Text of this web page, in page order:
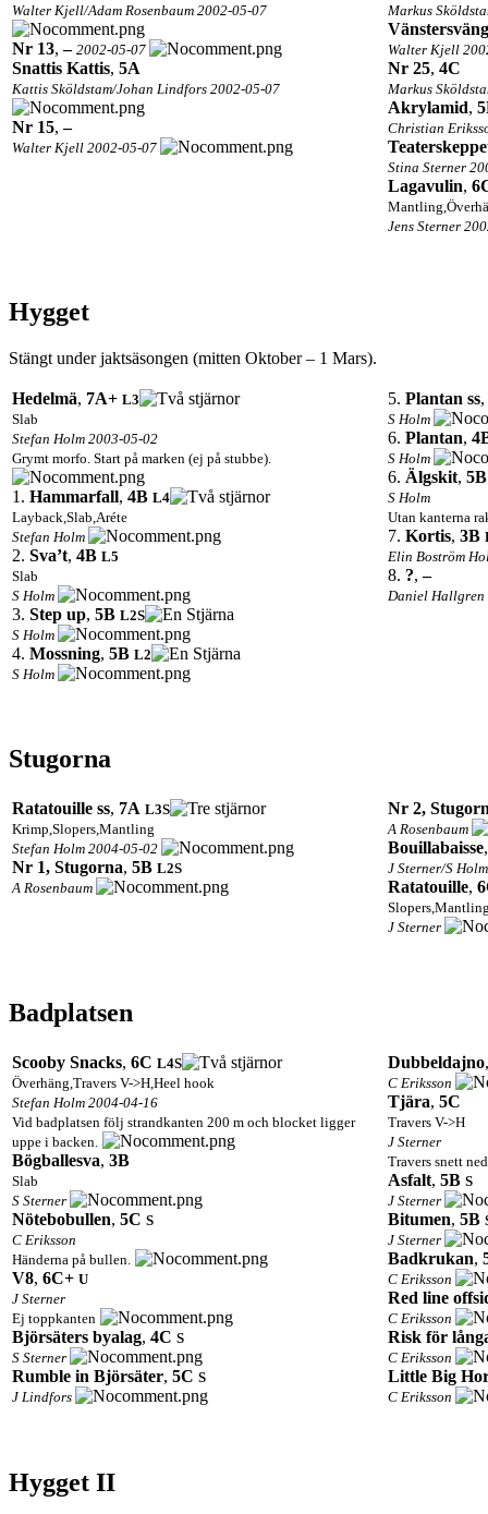
Walter Kjell/Adam Rosenbaum 2002-05-07
Nr 13,– 2002-05-07
Snattis Kattis, 5A
Kattis Sköldstam/Johan Lindfors 2002-05-07
Nr 15,–
Walter Kjell 2002-05-07
Markus
Vänstersväng
Walter Kjell
Nr 25, 4C
Markus
Akrylamid,
Christian
Stina Sterner
Lagavulin,
Jens Sterner
Hygget
Stängt under jaktsäsongen (mitten Oktober – 1 Mars).
Hedelmä, 7A+ L3
Slab
Stefan Holm 2003-05-02
Grymt morfo. Start på marken (ej på stubbe).
1. Hammarfall, 4B L4
Layback,Slab,Aréte
Stefan Holm
2. Sva’t, 4B L5
Slab
S Holm
3. Step up, 5B L2S
S Holm
4. Mossning, 5B L2
S Holm
5. Plantan ss,
S Holm
6. Plantan,
S Holm
6. Älgskit, 5B
S Holm
Utan kanterna
7. Kortis, 3B
Elin Boström
8. ?,–
Daniel Hallgren
Stugorna
Ratatouille ss, 7A L3S
Krimp,Slopers,Mantling
Stefan Holm 2004-05-02
Nr 1, Stugorna, 5B L2S
A Rosenbaum
Nr 2,
A Rosenbaum
Bouillabaisse
J Sterner/S
Ratatouille,
J Sterner
Badplatsen
Scooby Snacks, 6C L4S
Överhäng,Travers V->H,Heel hook
Stefan Holm 2004-04-16
Vid badplatsen följ strandkanten 200 m och blocket ligger
uppe i backen.
Bögballesva, 3B
Slab
S Sterner
Nötebobullen, 5C S
C Eriksson
Händerna på bullen.
V8, 6C+ U
J Sterner
Ej toppkanten
Björsäters byalag, 4C S
S Sterner
Rumble in Björsäter, 5C S
J Lindfors
Dubbeldajno
C Eriksson
Tjära, 5C
Travers V->H
J Sterner
Travers snett
Asfalt, 5B S
J Sterner
Bitumen, 5B
J Sterner
Badkrukan,
C Eriksson
Red line
C Eriksson
Risk för
C Eriksson
Little Big
C Eriksson
Hygget II